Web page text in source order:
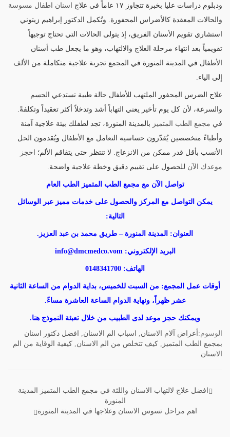
ودبلوم دراسات عليا بخبرة تتجاوز ١٧ عاماً في علاج
اسنان اطفال مسوسة
والحالات المعقدة كالأضراس المحفورة. وتُكمل الدكتور إبراهيم زيتوني
استشاري تقويم الأسنان الفريق، إذ يتولى الحالات التي تحتاج توجيهاً
تقويمياً بعد انتهاء مرحلة العلاج والالتهاب، وهو ما يجعل طب أسنان
الأطفال في المدينة المنورة في المجمع تجربة علاجية متكاملة من الألف
إلى الياء.
علاج الضرس المحفور الملتهب للأطفال حالة طبية تستدعي الحسم
والسرعة، لأن كل يوم تأخير يعني التهاباً أشد وتدخلاً أكثر تعقيداً وتكلفةً.
في مجمع الطب المتميز بالمدينة المنورة، تجد لطفلك بيئة علاجية آمنة
وأطباءً متخصصين يُقدّرون حساسية التعامل مع الأطفال ويُقدمون الحل
الأنسب بأقل قدر ممكن من الانزعاج. لا تنتظر حتى يتفاقم الألم؛
احجز
موعدك الآن للحصول على تقييم دقيق وخطة علاجية واضحة.
تواصل الآن مع مجمع الطب المتميز الطب العام
يمكن التواصل مع المركز والحصول على خدمات مميز عبر الوسائل
التالية:
العنوان: المدينة المنورة – طريق محمد بن عبد العزيز.
البريد الإلكتروني:info@dmcmedco.vom
الهاتف: 0148341700
أوقات عمل المجمع: من السبت للخميس، بداية الدوام من الساعة الثانية
عشر ظهراً، ونهاية الدوام الساعة العاشرة مساءً.
ويمكنك حجز موعد لدى الطبيب من خلال تعبئة النموذج هنا.
الوسوم: أعراض آلام الاسنان, اسباب الم الاسنان,
افضل دكتور اسنان
بمجمع الطب المتميز , كيف تتخلص من الم الاسنان, كيفية الوقاية من الم
الاسنان
تصفّح
افضل علاج لالتهاب الاسنان واللثة في مجمع الطب المتميز المدينة
المنورة
اهم مراحل تسوس الاسنان وعلاجها في المدينة المنورة